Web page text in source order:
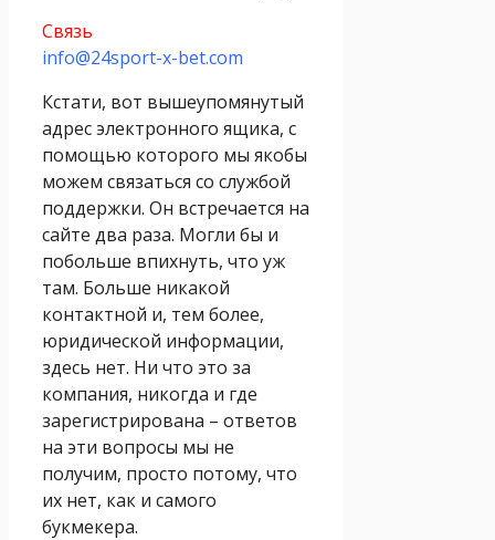
Связь
info@24sport-x-bet.com
Кстати, вот вышеупомянутый
адрес электронного ящика, с
помощью которого мы якобы
можем связаться со службой
поддержки. Он встречается на
сайте два раза. Могли бы и
побольше впихнуть, что уж
там. Больше никакой
контактной и, тем более,
юридической информации,
здесь нет. Ни что это за
компания, никогда и где
зарегистрирована – ответов
на эти вопросы мы не
получим, просто потому, что
их нет, как и самого
букмекера.